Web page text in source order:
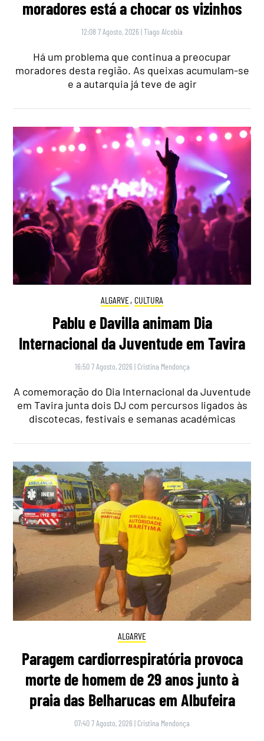
moradores está a chocar os vizinhos
12:08 7 Agosto, 2026 |Tiago Alcobia
Há um problema que continua a preocupar
moradores desta região. As queixas acumulam-se
e a autarquia já teve de agir
ALGARVE, CULTURA
Pablu e Davilla animam Dia
Internacional da Juventude em Tavira
16:50 7 Agosto, 2026 | Cristina Mendonça
A comemoração do Dia Internacional da Juventude
em Tavira junta dois DJ com percursos ligados às
discotecas, festivais e semanas académicas
ALGARVE
Paragem cardiorrespiratória provoca
morte de homem de 29 anos junto à
praia das Belharucas em Albufeira
07:40 7 Agosto, 2026 | Cristina Mendonça